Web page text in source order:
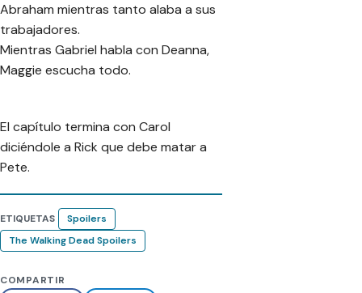
Abraham mientras tanto alaba a sus
trabajadores.
Mientras Gabriel habla con Deanna,
Maggie escucha todo.
El capítulo termina con Carol
diciéndole a Rick que debe matar a
Pete.
ETIQUETAS
Spoilers
The Walking Dead Spoilers
COMPARTIR